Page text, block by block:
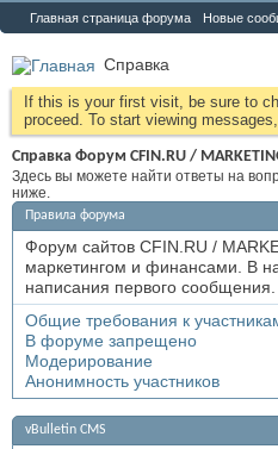
Главная страница форума Новые
Справка
If this is your first visit, be sure to
proceed. To start viewing
Справка Форум CFIN.RU /
Здесь вы можете найти ответы на
ниже.
Правила форума
Форум сайтов CFIN.RU /
маркетингом и финансами. В
написания первого сообщения.
Общие требования к
В форуме запрещено
Модерирование
Анонимность участников
vBulletin CMS